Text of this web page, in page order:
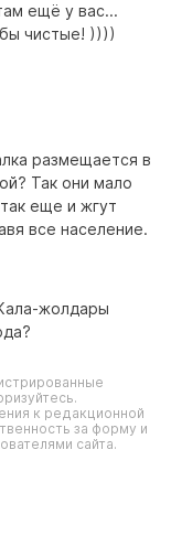
ещё у вас...
чистые! ))))
размещается в
Так они мало
еще и жгут
все население.
жолдары
к редакционной
за форму и
сайта.